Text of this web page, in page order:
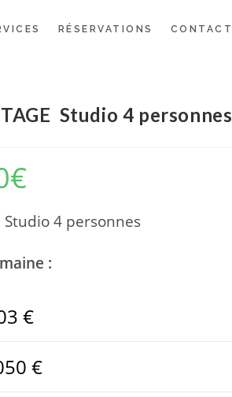
RÉSERVATIONS CONTACT
Studio 4 personnes
€
Studio 4 personnes
:
€
€